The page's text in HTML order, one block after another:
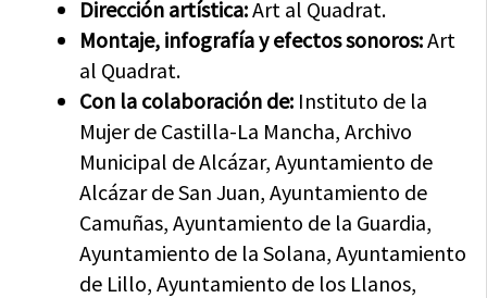
Dirección artística:Art al Quadrat.
Montaje, infografía y efectos sonoros:Art
al Quadrat.
Con la colaboración de: Instituto de la
Mujer de Castilla-La Mancha, Archivo
Municipal de Alcázar, Ayuntamiento de
Alcázar de San Juan, Ayuntamiento de
Camuñas, Ayuntamiento de la Guardia,
Ayuntamiento de la Solana, Ayuntamiento
de Lillo, Ayuntamiento de los Llanos,